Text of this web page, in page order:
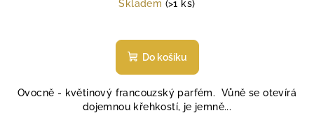
Skladem (>1 ks)
Do košíku
Ovocně - květinový francouzský parfém. Vůně se otevírá
dojemnou křehkostí, je jemně...